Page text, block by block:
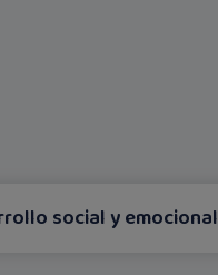
social y emocional